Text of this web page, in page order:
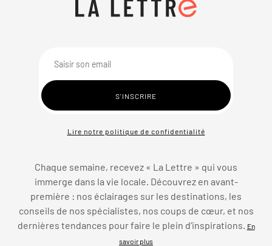
Lire notre politique de confidentialité
Chaque semaine, recevez « La Lettre » qui vous
immerge dans la vie locale. Découvrez en avant-
première : nos éclairages sur les destinations, les
conseils de nos spécialistes, nos coups de cœur, et nos
dernières tendances pour faire le plein d’inspirations.
En
savoir plus